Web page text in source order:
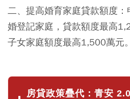
二、提高婚育家庭貸款額度
婚登記家庭，貸款額度最高
子女家庭額度最高1,500萬元。
房貸政策疊代：青安